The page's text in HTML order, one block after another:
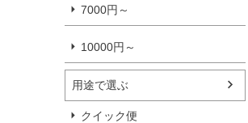
7000円～
10000円～
用途で選ぶ
クイック便